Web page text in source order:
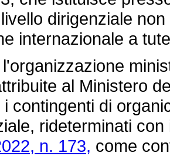
dirigenziale
internazionale a
al Ministero
contingenti di
rideterminati
n. 173, come